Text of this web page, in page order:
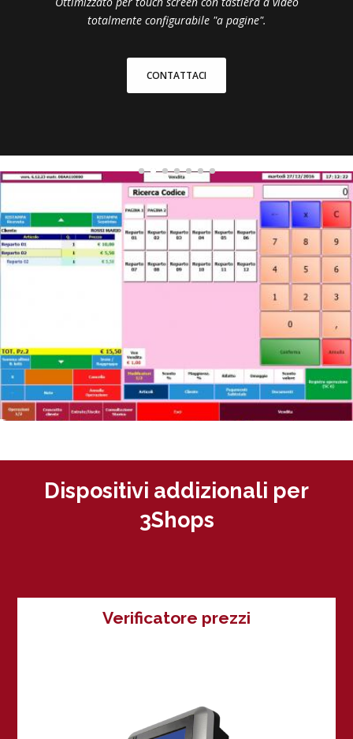
totalmente configurabile "a pagine".
CONTATTACI
Dispositivi addizionali per
3Shops
Verificatore prezzi